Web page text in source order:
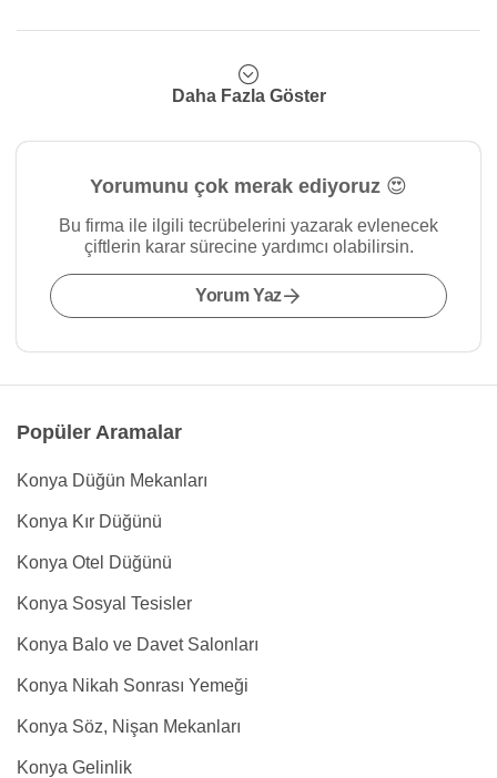
Daha Fazla Göster
Yorumunu çok merak ediyoruz 😍
Bu firma ile ilgili tecrübelerini yazarak evlenecek
çiftlerin karar sürecine yardımcı olabilirsin.
Yorum Yaz
Popüler Aramalar
Konya Düğün Mekanları
Konya Kır Düğünü
Konya Otel Düğünü
Konya Sosyal Tesisler
Konya Balo ve Davet Salonları
Konya Nikah Sonrası Yemeği
Konya Söz, Nişan Mekanları
Konya Gelinlik